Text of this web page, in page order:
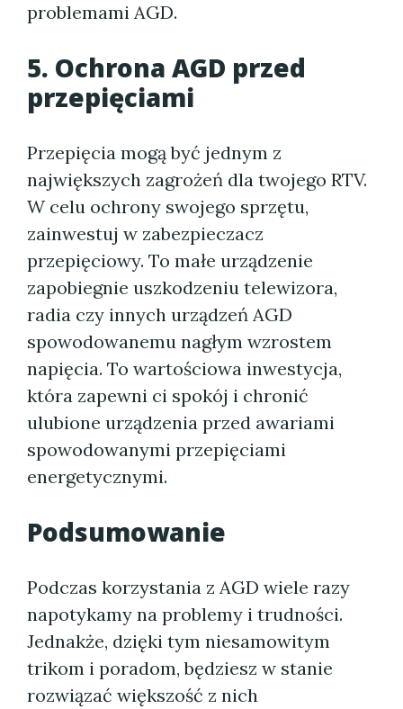
problemami AGD.
5. Ochrona AGD przed
przepięciami
Przepięcia mogą być jednym z
największych zagrożeń dla twojego RTV.
W celu ochrony swojego sprzętu,
zainwestuj w zabezpieczacz
przepięciowy. To małe urządzenie
zapobiegnie uszkodzeniu telewizora,
radia czy innych urządzeń AGD
spowodowanemu nagłym wzrostem
napięcia. To wartościowa inwestycja,
która zapewni ci spokój i chronić
ulubione urządzenia przed awariami
spowodowanymi przepięciami
energetycznymi.
Podsumowanie
Podczas korzystania z AGD wiele razy
napotykamy na problemy i trudności.
Jednakże, dzięki tym niesamowitym
trikom i poradom, będziesz w stanie
rozwiązać większość z nich